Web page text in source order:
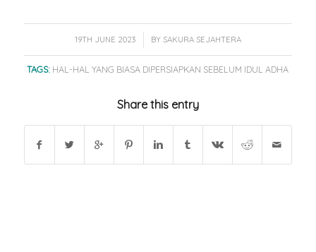
19TH JUNE 2023
/ BY SAKURA SEJAHTERA
TAGS: HAL-HAL YANG BIASA DIPERSIAPKAN SEBELUM IDUL ADHA
Share this entry